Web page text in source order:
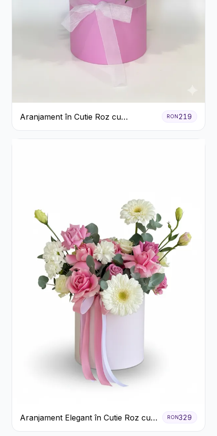
Aranjament în Cutie Roz cu
Crizanteme Albe și Lila
RON 219
Aranjament Elegant în Cutie Roz cu
Trandafiri și Gerbera
RON329